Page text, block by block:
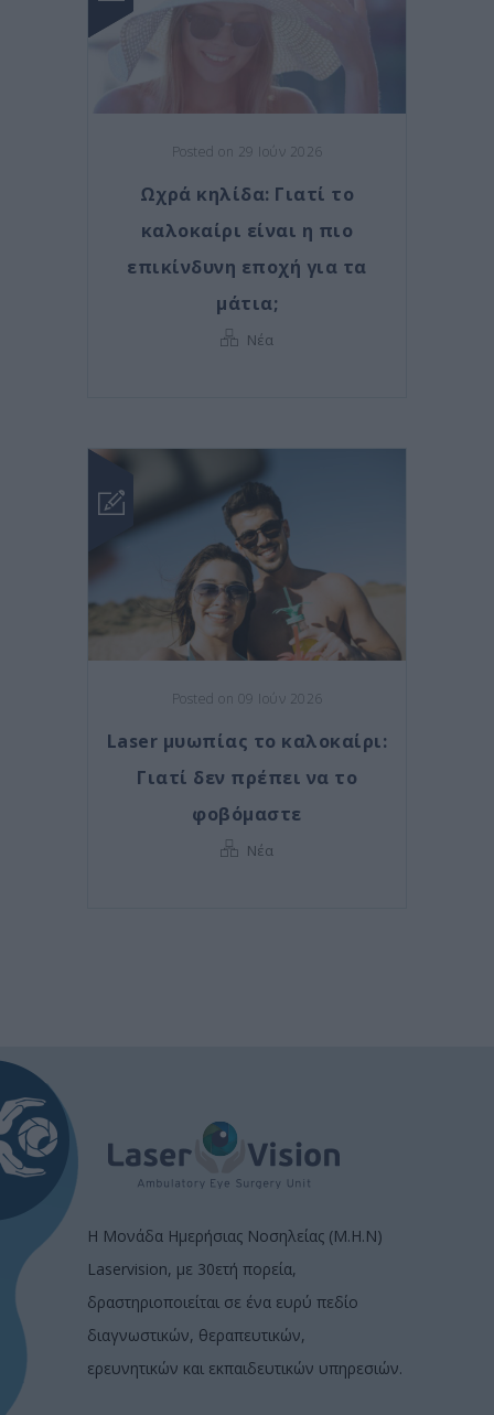
Posted on 29 Ιούν 2026
Ωχρά κηλίδα: Γιατί το
καλοκαίρι είναι η πιο
επικίνδυνη εποχή για τα
μάτια;
Νέα
Posted on 09 Ιούν 2026
Laser μυωπίας το καλοκαίρι:
Γιατί δεν πρέπει να το
φοβόμαστε
Νέα
Η Μονάδα Ημερήσιας Νοσηλείας (Μ.Η.Ν)
Laservision, με 30ετή πορεία,
δραστηριοποιείται σε ένα ευρύ πεδίο
διαγνωστικών, θεραπευτικών,
ερευνητικών και εκπαιδευτικών υπηρεσιών.